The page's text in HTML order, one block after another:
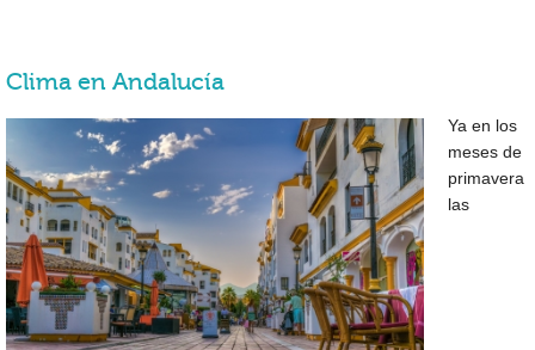
Clima en Andalucía
Ya en los
meses de
primavera
las